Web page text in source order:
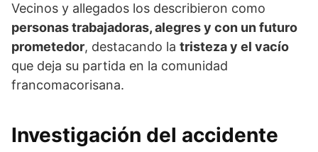
Vecinos y allegados los describieron como
personas trabajadoras, alegres y con un futuro
prometedor, destacando la tristeza y el vacío
que deja su partida en la comunidad
francomacorisana.
Investigación del accidente